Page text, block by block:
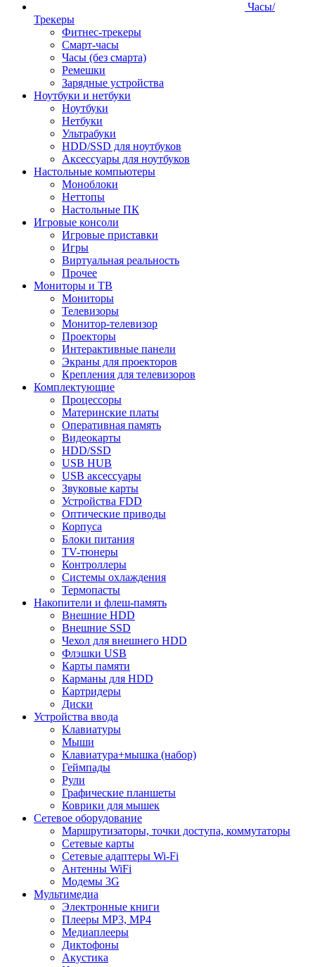
Часы/
Трекеры
Фитнес-трекеры
Смарт-часы
Часы (без смарта)
Ремешки
Зарядные устройства
Ноутбуки и нетбуки
Ноутбуки
Нетбуки
Ультрабуки
HDD/SSD для ноутбуков
Аксессуары для ноутбуков
Настольные компьютеры
Моноблоки
Неттопы
Настольные ПК
Игровые консоли
Игровые приставки
Игры
Виртуальная реальность
Прочее
Мониторы и ТВ
Мониторы
Телевизоры
Монитор-телевизор
Проекторы
Интерактивные панели
Экраны для проекторов
Крепления для телевизоров
Комплектующие
Процессоры
Материнские платы
Оперативная память
Видеокарты
HDD/SSD
USB HUB
USB аксессуары
Звуковые карты
Устройства FDD
Оптические приводы
Корпуса
Блоки питания
TV-тюнеры
Контроллеры
Системы охлаждения
Термопасты
Накопители и флеш-память
Внешние HDD
Внешние SSD
Чехол для внешнего HDD
Флэшки USB
Карты памяти
Карманы для HDD
Картридеры
Диски
Устройства ввода
Клавиатуры
Мыши
Клавиатура+мышка (набор)
Геймпады
Рули
Графические планшеты
Коврики для мышек
Сетевое оборудование
Маршрутизаторы, точки доступа, коммутаторы
Сетевые карты
Сетевые адаптеры Wi-Fi
Антенны WiFi
Модемы 3G
Мультимедиа
Электронные книги
Плееры MP3, MP4
Медиаплееры
Диктофоны
Акустика